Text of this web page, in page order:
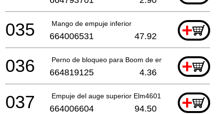
Mango de empuje inferior +
035 664006531 47.92
Perno de bloqueo para Boom de empuje Elm4100 *
+
036 664819125 4.36
Empuje del auge superior Elm4601 +
037 664006604 94.50